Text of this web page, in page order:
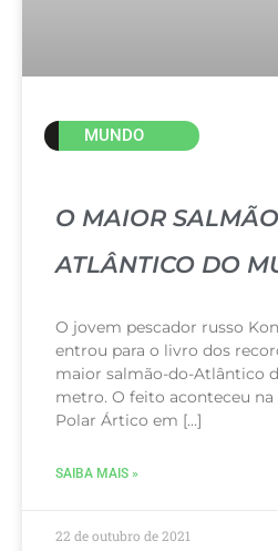
MUNDO
O MAIOR
ATLÂNTICO DO
O jovem pescador russo
entrou para o livro dos
maior salmão-do-Atlântico
metro. O feito aconteceu
Polar Ártico em […]
SAIBA MAIS »
22 de outubro de 2021